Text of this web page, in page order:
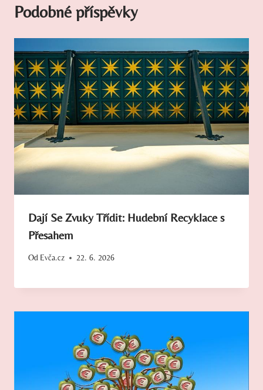
Podobné příspěvky
Dají Se Zvuky Třídit: Hudební Recyklace s
Přesahem
Od Evča.cz 22. 6. 2026